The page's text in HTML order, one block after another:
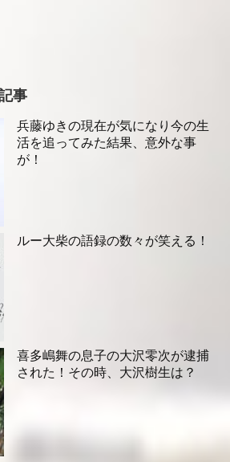
事
兵藤ゆきの現在が気になり今の生
活を追ってみた結果、意外な事
が！
ルー大柴の語録の数々が笑える！
喜多嶋舞の息子の大沢零次が逮捕
された！その時、大沢樹生は？